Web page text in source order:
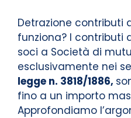
Detrazione contributi
funziona? I contributi
soci a Società di
esclusivamente nei
legge n. 3818/1886,
fino a un importo
Approfondiamo